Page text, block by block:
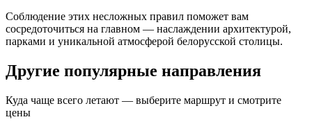
Соблюдение этих несложных правил поможет вам
сосредоточиться на главном — наслаждении архитектурой,
парками и уникальной атмосферой белорусской столицы.
Другие популярные направления
Куда чаще всего летают — выберите маршрут и смотрите
цены